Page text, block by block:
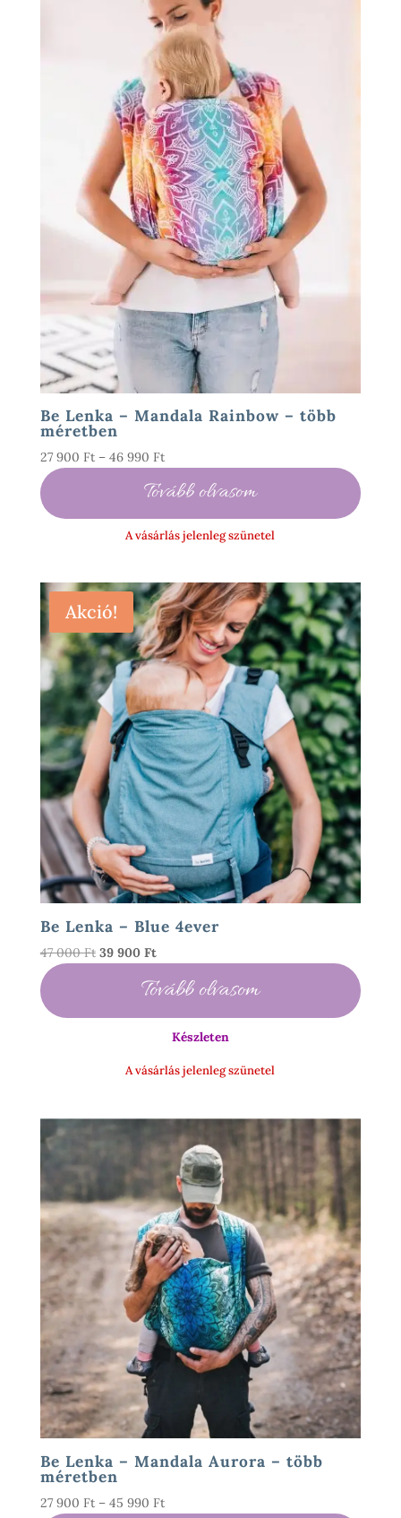
Be Lenka – Mandala Rainbow – több
méretben
27 900 Ft – 46 990 FtÁrtartomány:
900 Ft
-
46
Tovább olvasom
A vásárlás jelenleg szünetel
Akció!
Be Lenka – Blue 4ever
47 000Ft Original
39 900 FtCurrent
is:
900 Ft.
Tovább olvasom
Készleten
A vásárlás jelenleg szünetel
Be Lenka – Mandala Aurora – több
méretben
27 900 Ft – 45 990 FtÁrtartomány: